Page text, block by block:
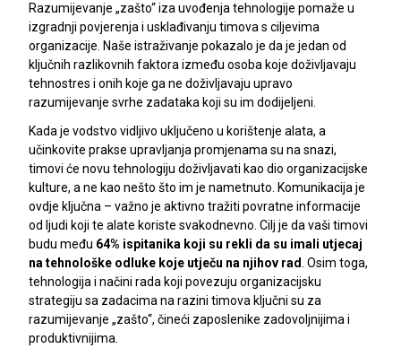
Razumijevanje „zašto“ iza uvođenja tehnologije pomaže u
izgradnji povjerenja i usklađivanju timova s ciljevima
organizacije. Naše istraživanje pokazalo je da je jedan od
ključnih razlikovnih faktora između osoba koje doživljavaju
tehnostres i onih koje ga ne doživljavaju upravo
razumijevanje svrhe zadataka koji su im dodijeljeni.
Kada je vodstvo vidljivo uključeno u korištenje alata, a
učinkovite prakse upravljanja promjenama su na snazi,
timovi će novu tehnologiju doživljavati kao dio organizacijske
kulture, a ne kao nešto što im je nametnuto. Komunikacija je
ovdje ključna – važno je aktivno tražiti povratne informacije
od ljudi koji te alate koriste svakodnevno. Cilj je da vaši timovi
budu među 64% ispitanika koji su rekli da su imali utjecaj
na tehnološke odluke koje utječu na njihov rad. Osim toga,
tehnologija i načini rada koji povezuju organizacijsku
strategiju sa zadacima na razini timova ključni su za
razumijevanje „zašto“, čineći zaposlenike zadovoljnijima i
produktivnijima.